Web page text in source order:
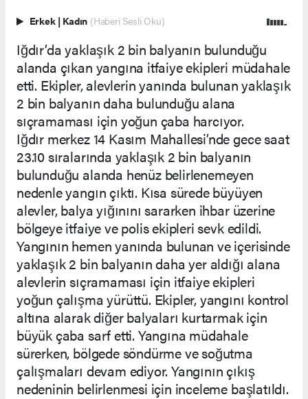
Erkek | Kadın (Haberi Sesli Oku)
Iğdır’da yaklaşık 2 bin balyanın bulunduğu
alanda çıkan yangına itfaiye ekipleri müdahale
etti. Ekipler, alevlerin yanında bulunan yaklaşık
2 bin balyanın daha bulunduğu alana
sıçramaması için yoğun çaba harcıyor.
Iğdır merkez 14 Kasım Mahallesi’nde gece saat
23.10 sıralarında yaklaşık 2 bin balyanın
bulunduğu alanda henüz belirlenemeyen
nedenle yangın çıktı. Kısa sürede büyüyen
alevler, balya yığınını sararken ihbar üzerine
bölgeye itfaiye ve polis ekipleri sevk edildi.
Yangının hemen yanında bulunan ve içerisinde
yaklaşık 2 bin balyanın daha yer aldığı alana
alevlerin sıçramaması için itfaiye ekipleri
yoğun çalışma yürüttü. Ekipler, yangını kontrol
altına alarak diğer balyaları kurtarmak için
büyük çaba sarf etti. Yangına müdahale
sürerken, bölgede söndürme ve soğutma
çalışmaları devam ediyor. Yangının çıkış
nedeninin belirlenmesi için inceleme başlatıldı.